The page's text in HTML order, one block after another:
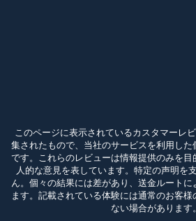
このページに表示されているカスタマーレ
集されたもので、当社のサービスを利用し
です。これらのレビューは情報提供のみを目
人的な意見を表しています。特定の声明を
ん。個々の結果には差があり、送金ルートに
ます。記載されている体験には通常のお客
ない場合があります